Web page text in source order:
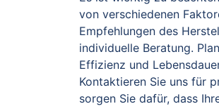
von verschiedenen
Empfehlungen des
individuelle Beratung.
Effizienz und
Kontaktieren Sie uns für
sorgen Sie dafür, dass